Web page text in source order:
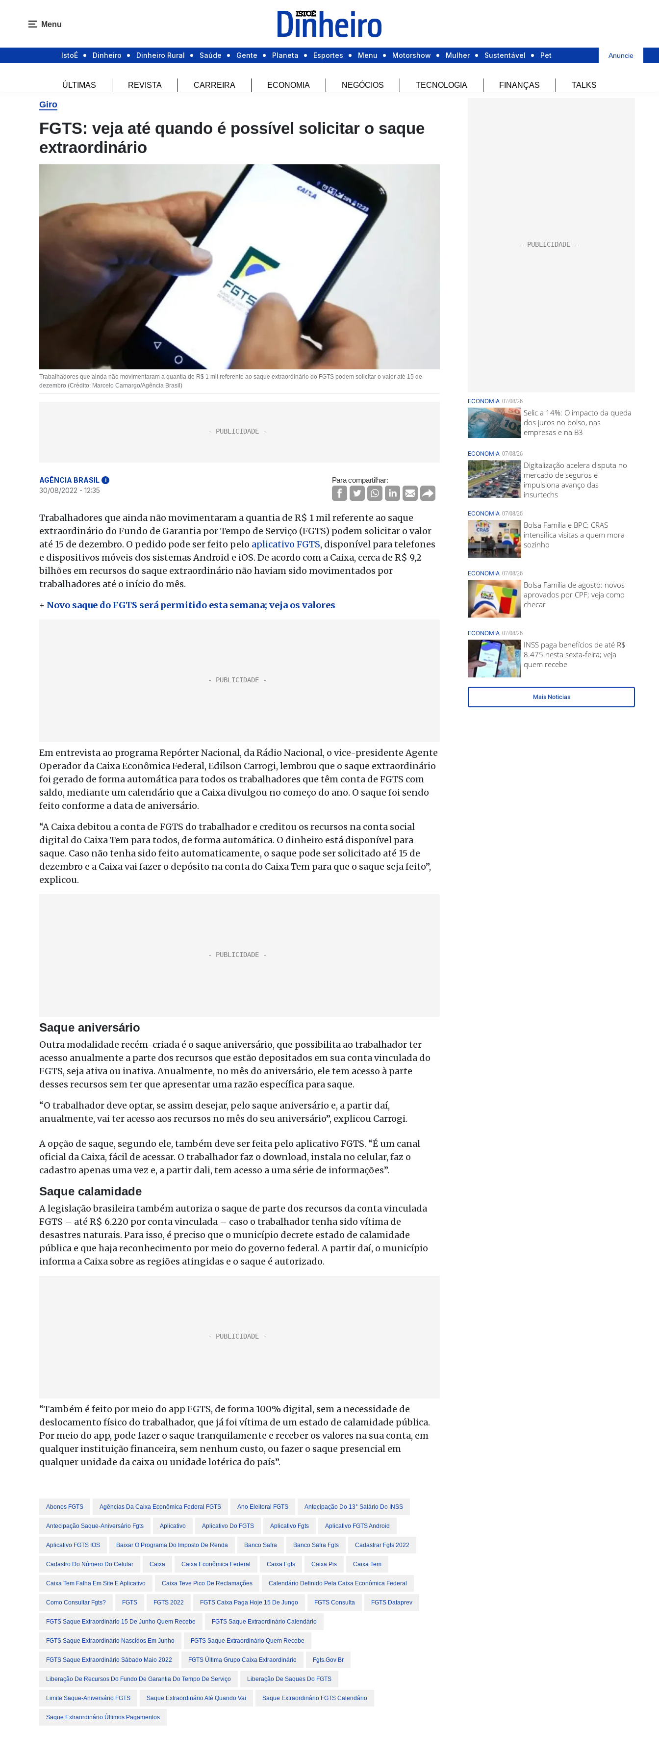
Menu
IstoÉ Dinheiro Dinheiro Rural Saúde Gente Planeta Esportes Menu Motorshow Mulher Sustentável Pet Anuncie
ÚLTIMAS REVISTA CARREIRA ECONOMIA NEGÓCIOS TECNOLOGIA FINANÇAS TALKS
Giro
FGTS: veja até quando é possível solicitar o saque
extraordinário
Trabalhadores que ainda não movimentaram a quantia de R$ 1 mil referente ao saque extraordinário do FGTS podem solicitar o valor até 15 de
dezembro (Crédito: Marcelo Camargo/Agência Brasil)
AGÊNCIA BRASIL i
30/08/2022 - 12:35
Para compartilhar:
Trabalhadores que ainda não movimentaram a quantia de R$ 1 mil referente ao saque
extraordinário do Fundo de Garantia por Tempo de Serviço (FGTS) podem solicitar o valor
até 15 de dezembro. O pedido pode ser feito pelo aplicativo FGTS, disponível para telefones
e dispositivos móveis dos sistemas Android e iOS. De acordo com a Caixa, cerca de R$ 9,2
bilhões em recursos do saque extraordinário não haviam sido movimentados por
trabalhadores até o início do mês.
+ Novo saque do FGTS será permitido esta semana; veja os valores
Em entrevista ao programa Repórter Nacional, da Rádio Nacional, o vice-presidente Agente
Operador da Caixa Econômica Federal, Edilson Carrogi, lembrou que o saque extraordinário
foi gerado de forma automática para todos os trabalhadores que têm conta de FGTS com
saldo, mediante um calendário que a Caixa divulgou no começo do ano. O saque foi sendo
feito conforme a data de aniversário.
“A Caixa debitou a conta de FGTS do trabalhador e creditou os recursos na conta social
digital do Caixa Tem para todos, de forma automática. O dinheiro está disponível para
saque. Caso não tenha sido feito automaticamente, o saque pode ser solicitado até 15 de
dezembro e a Caixa vai fazer o depósito na conta do Caixa Tem para que o saque seja feito”,
explicou.
Saque aniversário
Outra modalidade recém-criada é o saque aniversário, que possibilita ao trabalhador ter
acesso anualmente a parte dos recursos que estão depositados em sua conta vinculada do
FGTS, seja ativa ou inativa. Anualmente, no mês do aniversário, ele tem acesso à parte
desses recursos sem ter que apresentar uma razão específica para saque.
“O trabalhador deve optar, se assim desejar, pelo saque aniversário e, a partir daí,
anualmente, vai ter acesso aos recursos no mês do seu aniversário”, explicou Carrogi.
A opção de saque, segundo ele, também deve ser feita pelo aplicativo FGTS. “É um canal
oficial da Caixa, fácil de acessar. O trabalhador faz o download, instala no celular, faz o
cadastro apenas uma vez e, a partir dali, tem acesso a uma série de informações”.
Saque calamidade
A legislação brasileira também autoriza o saque de parte dos recursos da conta vinculada
FGTS – até R$ 6.220 por conta vinculada – caso o trabalhador tenha sido vítima de
desastres naturais. Para isso, é preciso que o município decrete estado de calamidade
pública e que haja reconhecimento por meio do governo federal. A partir daí, o município
informa a Caixa sobre as regiões atingidas e o saque é autorizado.
“Também é feito por meio do app FGTS, de forma 100% digital, sem a necessidade de
deslocamento físico do trabalhador, que já foi vítima de um estado de calamidade pública.
Por meio do app, pode fazer o saque tranquilamente e receber os valores na sua conta, em
qualquer instituição financeira, sem nenhum custo, ou fazer o saque presencial em
qualquer unidade da caixa ou unidade lotérica do país”.
Abonos FGTS Agências Da Caixa Econômica Federal FGTS Ano Eleitoral FGTS Antecipação Do 13° Salário Do INSS
Antecipação Saque-Aniversário Fgts Aplicativo Aplicativo Do FGTS Aplicativo Fgts Aplicativo FGTS Android
Aplicativo FGTS IOS Baixar O Programa Do Imposto De Renda Banco Safra Banco Safra Fgts Cadastrar Fgts 2022
Cadastro Do Número Do Celular Caixa Caixa Econômica Federal Caixa Fgts Caixa Pis Caixa Tem
Caixa Tem Falha Em Site E Aplicativo Caixa Teve Pico De Reclamações Calendário Definido Pela Caixa Econômica Federal
Como Consultar Fgts? FGTS FGTS 2022 FGTS Caixa Paga Hoje 15 De Jungo FGTS Consulta FGTS Dataprev
FGTS Saque Extraordinário 15 De Junho Quem Recebe FGTS Saque Extraordinário Calendário
FGTS Saque Extraordinário Nascidos Em Junho FGTS Saque Extraordinário Quem Recebe
FGTS Saque Extraordinário Sábado Maio 2022 FGTS Última Grupo Caixa Extraordinário Fgts.gov Br
Liberação De Recursos Do Fundo De Garantia Do Tempo De Serviço Liberação De Saques Do FGTS
Limite Saque-Aniversário FGTS Saque Extraordinário Até Quando Vai Saque Extraordinário FGTS Calendário
Saque Extraordinário Últimos Pagamentos